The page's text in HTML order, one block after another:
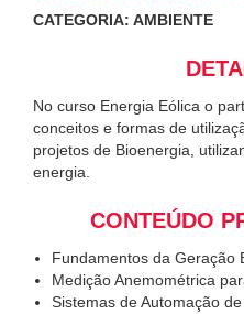
CATEGORIA: AMBIENTE
No curso Energia Eólica o
conceitos e formas de
projetos de Bioenergia,
energia.
CONTEÚDO
Fundamentos da Geração
Medição Anemométrica
Sistemas de Automação